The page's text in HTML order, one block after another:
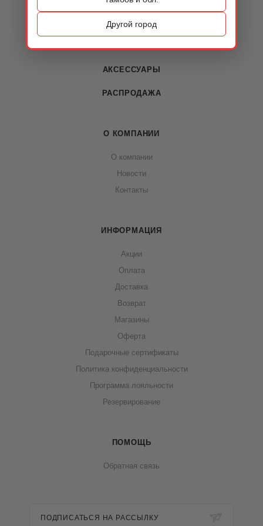
Другой город
ОБУВЬ
СУМКИ
АКСЕССУАРЫ
РАСПРОДАЖА
О КОМПАНИИ
О компании
Новости
Контакты
ИНФОРМАЦИЯ
Акции
Оплата
Доставка
Возврат
Магазины
Оферта
Подарочные сертификаты
Политика конфиденциальности
Программа лояльности
Резервирование
ПОМОЩЬ
Обратная связь
ПОДПИСАТЬСЯ НА РАССЫЛКУ